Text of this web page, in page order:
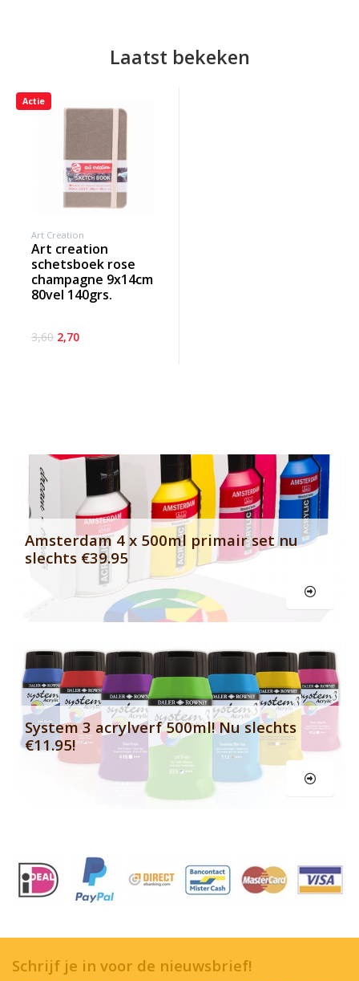
Laatst bekeken
Actie
Art Creation
art creation
schetsboek rose
champagne 9x14cm
80vel 140grs.
3,60 2,70
Banner row 2
Amsterdam 4 x 500ml primair set nu
slechts €39.95
System 3 acrylverf 500ml! Nu slechts
€11.95!
Schrijf je in voor de nieuwsbrief!